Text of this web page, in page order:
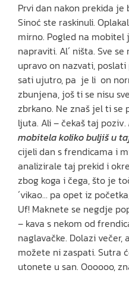
Prvi dan nakon prekida je
Sinoć ste raskinuli.
mirno. Pogled na mobitel
napraviti. Al´ ništa. Sve
upravo on nazvati, poslati
sati ujutro, pa je li on
zbunjena, još ti se nisu
zbrkano. Ne znaš jel ti se
ljuta. Ali – čekaš taj poziv.
mobitela koliko buljiš u
cijeli dan s frendicama i
analizirale taj prekid i
zbog koga i čega, što je
´vikao… pa opet iz
Uf! Maknete se negdje
– kava s nekom od
naglavačke. Dolazi večer,
možete ni zaspati. Sutra
utonete u san. Oooooo,